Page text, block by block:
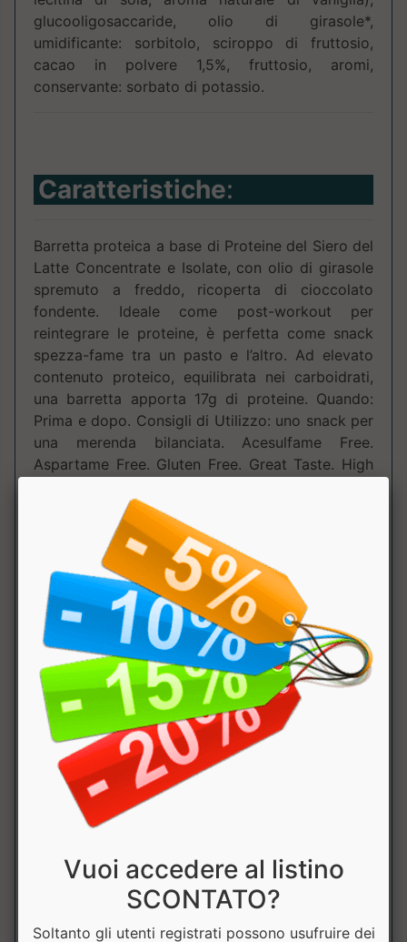
glucooligosaccaride, olio di girasole*,
umidificante: sorbitolo, sciroppo di fruttosio,
cacao in polvere 1,5%, fruttosio, aromi,
conservante: sorbato di potassio.
Caratteristiche:
Barretta proteica a base di Proteine del Siero del
Latte Concentrate e Isolate, con olio di girasole
spremuto a freddo, ricoperta di cioccolato
fondente. Ideale come post-workout per
reintegrare le proteine, è perfetta come snack
spezza-fame tra un pasto e l’altro. Ad elevato
contenuto proteico, equilibrata nei carboidrati,
una barretta apporta 17g di proteine. Quando:
Prima e dopo. Consigli di Utilizzo: uno snack per
una merenda bilanciata. Acesulfame Free.
Aspartame Free. Gluten Free. Great Taste. High
Modalità di conservazione: Conservare in luogo
fresco e asciutto, lontano da fonti di calore e dai
raggi solari. Avvertenze: un consumo eccessivo
può avere effetti lassativi.
Vuoi accedere al listino
SCONTATO?
Soltanto gli utenti registrati possono usufruire dei